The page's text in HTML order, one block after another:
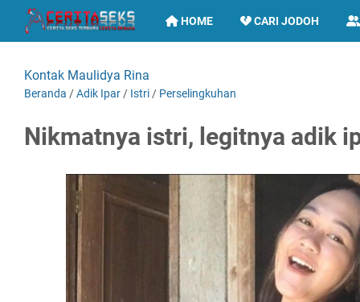
HOME CARI JODOH
Kontak Maulidya Rina
Beranda /Adik Ipar / Istri / Perselingkuhan
Nikmatnya istri, legitnya adik